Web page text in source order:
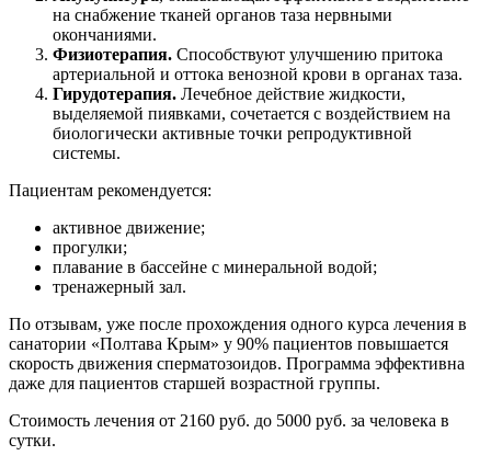
на снабжение тканей органов таза нервными
окончаниями.
Физиотерапия. Способствуют улучшению притока
артериальной и оттока венозной крови в органах таза.
Гирудотерапия. Лечебное действие жидкости,
выделяемой пиявками, сочетается с воздействием на
биологически активные точки репродуктивной
системы.
Пациентам рекомендуется:
активное движение;
прогулки;
плавание в бассейне с минеральной водой;
тренажерный зал.
По отзывам, уже после прохождения одного курса лечения в
санатории «Полтава Крым» у 90% пациентов повышается
скорость движения сперматозоидов. Программа эффективна
даже для пациентов старшей возрастной группы.
Стоимость лечения от 2160 руб. до 5000 руб. за человека в
сутки.